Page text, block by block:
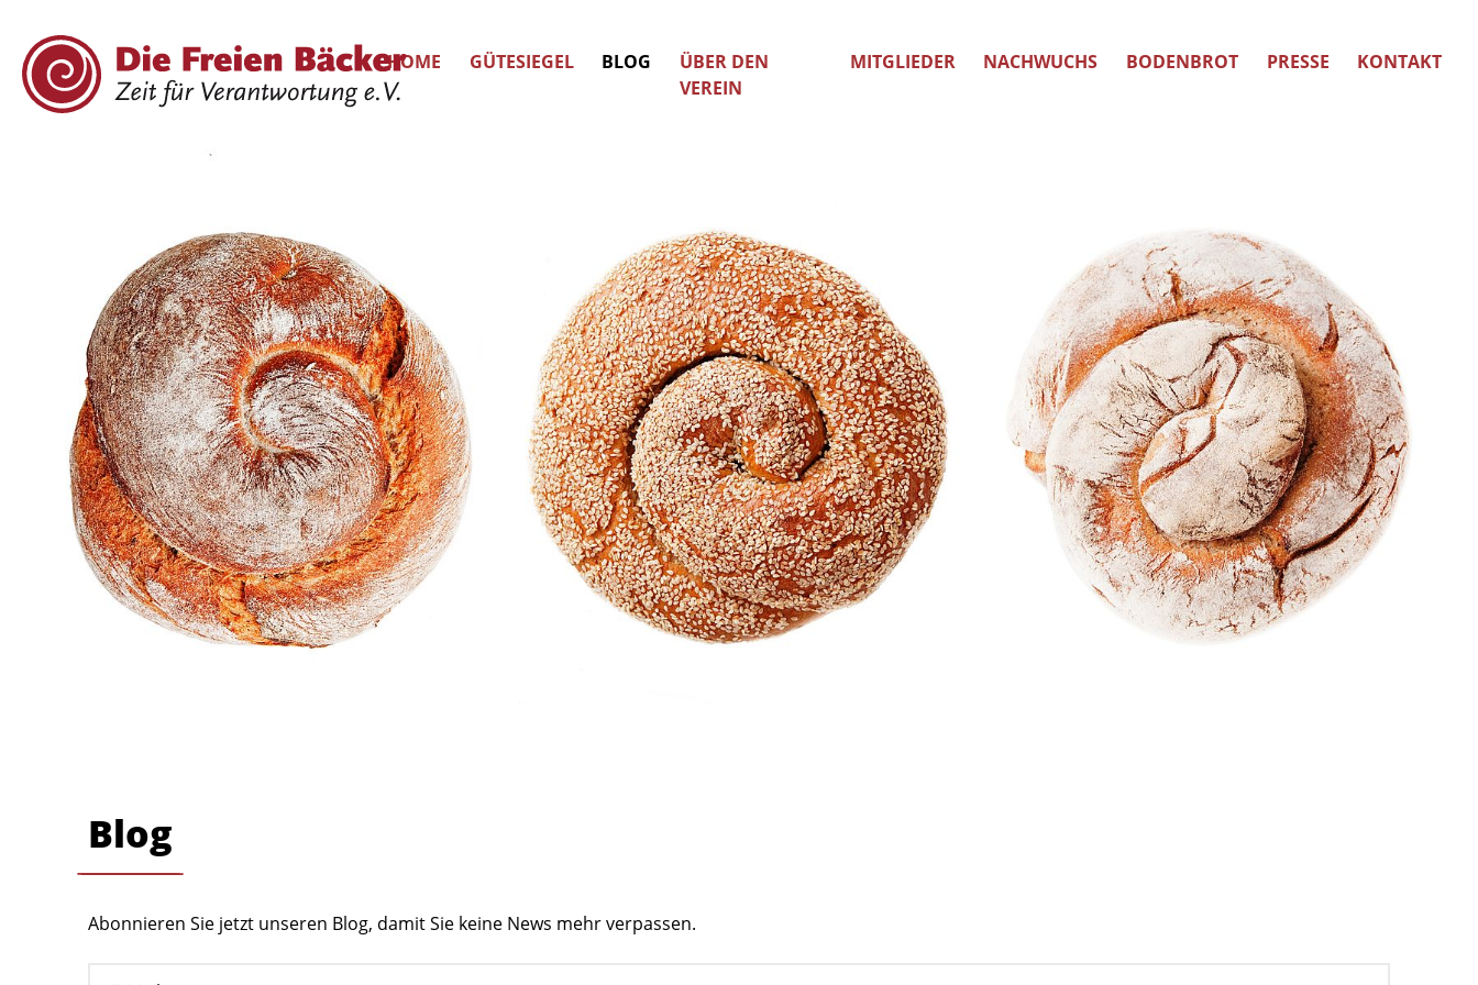
HOME GÜTESIEGEL BLOG
ÜBER DEN
VEREIN
MITGLIEDER NACHWUCHS BODENBROT PRESSE KONTAKT
Blog
Abonnieren Sie jetzt unseren Blog, damit Sie keine News mehr verpassen.